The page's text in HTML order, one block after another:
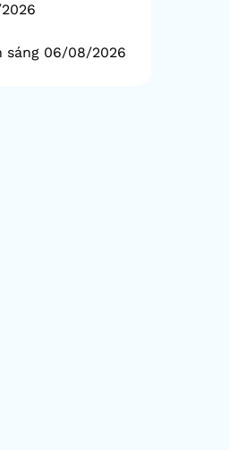
sáng 06/08/2026